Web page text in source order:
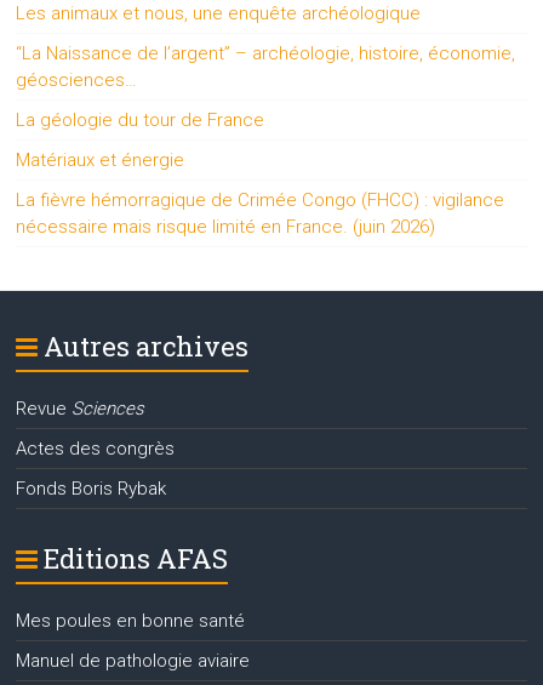
Les animaux et nous, une enquête archéologique
“La Naissance de l’argent” – archéologie, histoire, économie,
géosciences…
La géologie du tour de France
Matériaux et énergie
La fièvre hémorragique de Crimée Congo (FHCC) : vigilance
nécessaire mais risque limité en France. (juin 2026)
Autres archives
Revue Sciences
Actes des congrès
Fonds Boris Rybak
Editions AFAS
Mes poules en bonne santé
Manuel de pathologie aviaire